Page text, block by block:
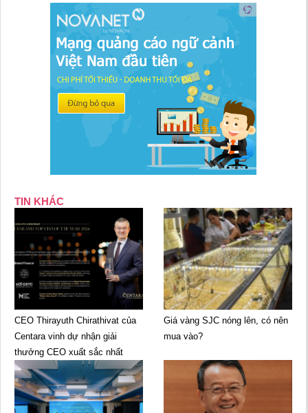
TIN KHÁC
CEO Thirayuth Chirathivat của
Centara vinh dự nhận giải
thưởng CEO xuất sắc nhất
Giá vàng SJC nóng lên, có nên
mua vào?